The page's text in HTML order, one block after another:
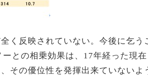
く反映されていない。今後に乞う
との相乗効果は、17年経った現
その優位性を発揮出来ていないよ